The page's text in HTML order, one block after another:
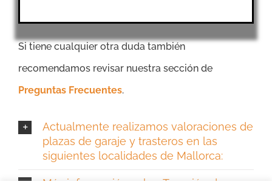
Si tiene cualquier otra duda también
recomendamos revisar nuestra sección de
Preguntas Frecuentes.
Actualmente realizamos valoraciones de
plazas de garaje y trasteros en las
siguientes localidades de Mallorca:
Más información sobre Tasación de